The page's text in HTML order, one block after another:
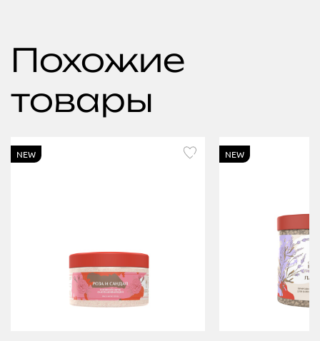
Похожие
товары
NEW NEW